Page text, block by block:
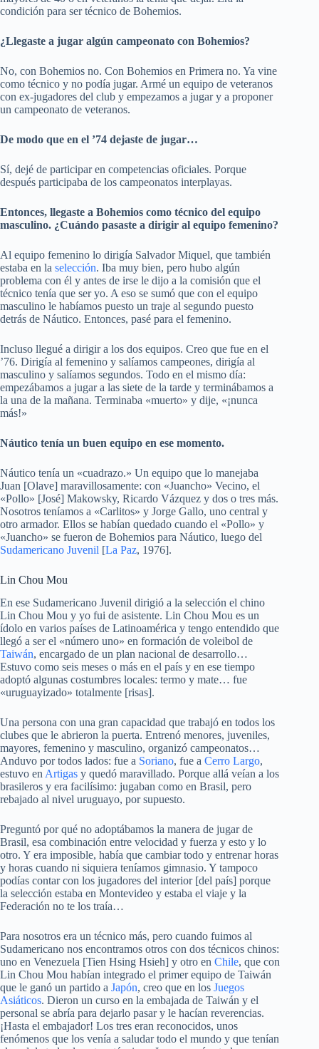
condición para ser técnico de Bohemios.
¿Llegaste a jugar algún campeonato con Bohemios?
No, con Bohemios no. Con Bohemios en Primera no. Ya vine
como técnico y no podía jugar. Armé un equipo de veteranos
con ex-jugadores del club y empezamos a jugar y a proponer
un campeonato de veteranos.
De modo que en el ’74 dejaste de jugar…
Sí, dejé de participar en competencias oficiales. Porque
después participaba de los campeonatos interplayas.
Entonces, llegaste a Bohemios como técnico del equipo
masculino. ¿Cuándo pasaste a dirigir al equipo femenino?
Al equipo femenino lo dirigía Salvador Miquel, que también
estaba en la selección. Iba muy bien, pero hubo algún
problema con él y antes de irse le dijo a la comisión que el
técnico tenía que ser yo. A eso se sumó que con el equipo
masculino le habíamos puesto un traje al segundo puesto
detrás de Náutico. Entonces, pasé para el femenino.
Incluso llegué a dirigir a los dos equipos. Creo que fue en el
’76. Dirigía al femenino y salíamos campeones, dirigía al
masculino y salíamos segundos. Todo en el mismo día:
empezábamos a jugar a las siete de la tarde y terminábamos a
la una de la mañana. Terminaba «muerto» y dije, «¡nunca
más!»
Náutico tenía un buen equipo en ese momento.
Náutico tenía un «cuadrazo.» Un equipo que lo manejaba
Juan [Olave] maravillosamente: con «Juancho» Vecino, el
«Pollo» [José] Makowsky, Ricardo Vázquez y dos o tres más.
Nosotros teníamos a «Carlitos» y Jorge Gallo, uno central y
otro armador. Ellos se habían quedado cuando el «Pollo» y
«Juancho» se fueron de Bohemios para Náutico, luego del
Sudamericano Juvenil [La Paz, 1976].
Lin Chou Mou
En ese Sudamericano Juvenil dirigió a la selección el chino
Lin Chou Mou y yo fui de asistente. Lin Chou Mou es un
ídolo en varios países de Latinoamérica y tengo entendido que
llegó a ser el «número uno» en formación de voleibol de
Taiwán, encargado de un plan nacional de desarrollo…
Estuvo como seis meses o más en el país y en ese tiempo
adoptó algunas costumbres locales: termo y mate… fue
«uruguayizado» totalmente [risas].
Una persona con una gran capacidad que trabajó en todos los
clubes que le abrieron la puerta. Entrenó menores, juveniles,
mayores, femenino y masculino, organizó campeonatos…
Anduvo por todos lados: fue a Soriano, fue a Cerro Largo,
estuvo enArtigas y quedó maravillado. Porque allá veían a los
brasileros y era facilísimo: jugaban como en Brasil, pero
rebajado al nivel uruguayo, por supuesto.
Preguntó por qué no adoptábamos la manera de jugar de
Brasil, esa combinación entre velocidad y fuerza y esto y lo
otro. Y era imposible, había que cambiar todo y entrenar horas
y horas cuando ni siquiera teníamos gimnasio. Y tampoco
podías contar con los jugadores del interior [del país] porque
la selección estaba en Montevideo y estaba el viaje y la
Federación no te los traía…
Para nosotros era un técnico más, pero cuando fuimos al
Sudamericano nos encontramos otros con dos técnicos chinos:
uno en Venezuela [Tien Hsing Hsieh] y otro en Chile, que con
Lin Chou Mou habían integrado el primer equipo de Taiwán
que le ganó un partido a Japón, creo que en los Juegos
Asiáticos. Dieron un curso en la embajada de Taiwán y el
personal se abría para dejarlo pasar y le hacían reverencias.
¡Hasta el embajador! Los tres eran reconocidos, unos
fenómenos que los venía a saludar todo el mundo y que tenían